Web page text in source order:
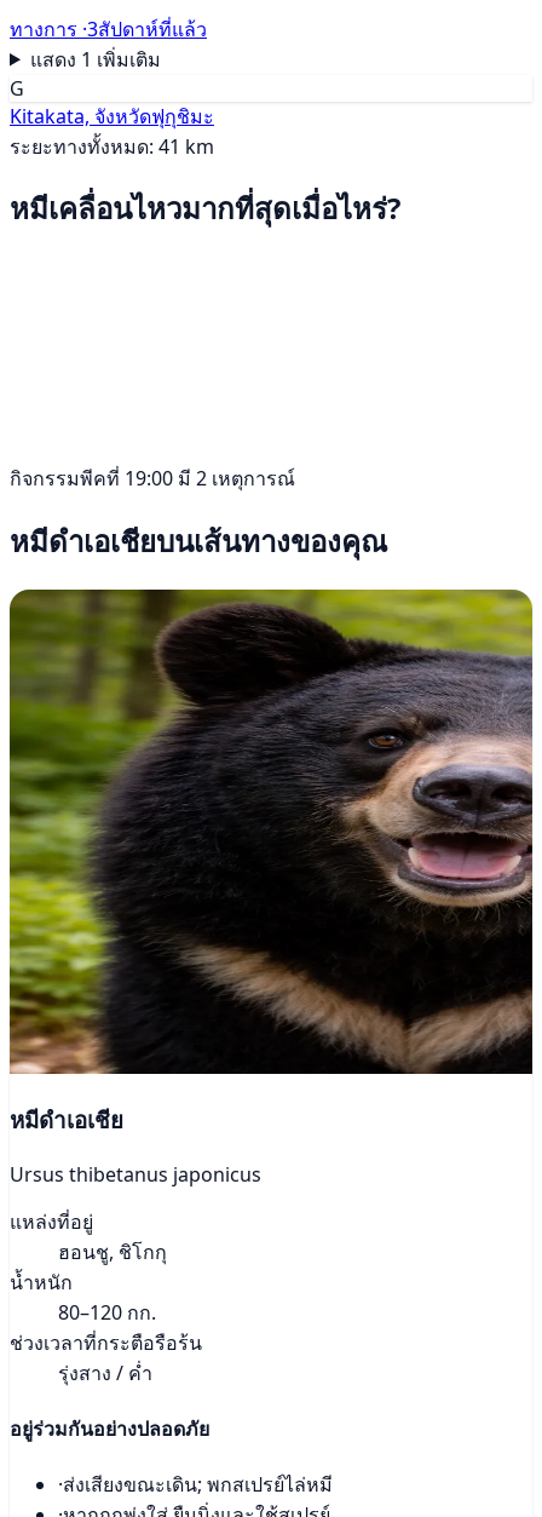
ทางการ ·3สัปดาห์ที่แล้ว
แสดง 1 เพิ่มเติม
G
Kitakata, จังหวัดฟุกุชิมะ
ระยะทางทั้งหมด: 41 km
หมีเคลื่อนไหวมากที่สุดเมื่อไหร่?
กิจกรรมพีคที่ 19:00 มี 2 เหตุการณ์
หมีดำเอเชียบนเส้นทางของคุณ
หมีดำเอเชีย
Ursus thibetanus japonicus
แหล่งที่อยู่
ฮอนชู, ชิโกกุ
น้ำหนัก
80–120 กก.
ช่วงเวลาที่กระตือรือร้น
รุ่งสาง / ค่ำ
อยู่ร่วมกันอย่างปลอดภัย
·ส่งเสียงขณะเดิน; พกสเปรย์ไล่หมี